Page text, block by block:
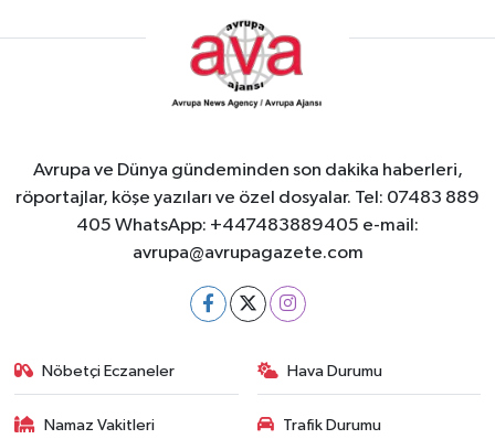
Avrupa ve Dünya gündeminden son dakika haberleri,
röportajlar, köşe yazıları ve özel dosyalar. Tel: 07483 889
405 WhatsApp: +447483889405 e-mail:
avrupa@avrupagazete.com
Nöbetçi Eczaneler Hava Durumu
Namaz Vakitleri Trafik Durumu